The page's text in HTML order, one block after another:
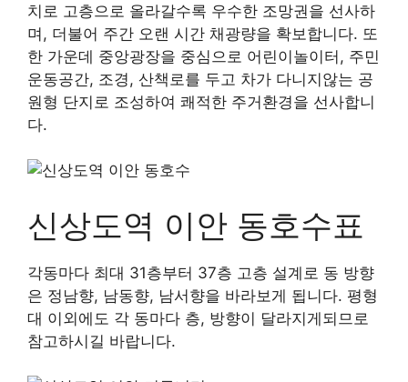
치로 고층으로 올라갈수록 우수한 조망권을 선사하
며, 더불어 주간 오랜 시간 채광량을 확보합니다. 또
한 가운데 중앙광장을 중심으로 어린이놀이터, 주민
운동공간, 조경, 산책로를 두고 차가 다니지않는 공
원형 단지로 조성하여 쾌적한 주거환경을 선사합니
다.
신상도역 이안 동호수표
각동마다 최대 31층부터 37층 고층 설계로 동 방향
은 정남향, 남동향, 남서향을 바라보게 됩니다. 평형
대 이외에도 각 동마다 층, 방향이 달라지게되므로
참고하시길 바랍니다.